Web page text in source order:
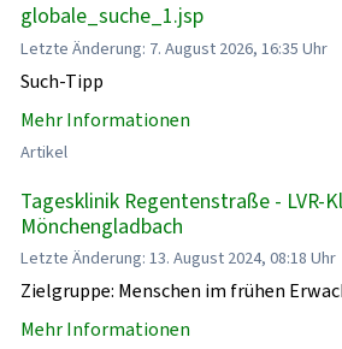
globale_suche_1.jsp
Letzte Änderung: 7. August 2026, 16:35 Uhr
Such-Tipp
Mehr Informationen
Artikel
Tagesklinik Regentenstraße - LVR-
Mönchengladbach
Letzte Änderung: 13. August 2024, 08:18 Uhr
Zielgruppe: Menschen im frühen
Mehr Informationen